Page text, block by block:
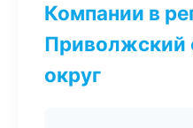
Компании в
Приволжский
округ